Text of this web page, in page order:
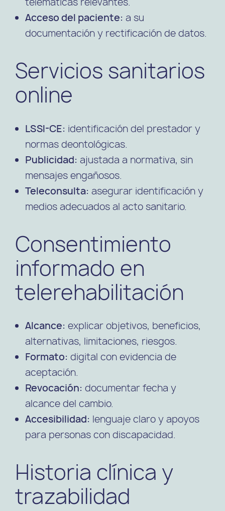
Acceso del paciente: a su
documentación y rectificación de datos.
Servicios sanitarios
online
LSSI-CE: identificación del prestador y
normas deontológicas.
Publicidad: ajustada a normativa, sin
mensajes engañosos.
Teleconsulta: asegurar identificación y
medios adecuados al acto sanitario.
Consentimiento
informado en
telerehabilitación
Alcance: explicar objetivos, beneficios,
alternativas, limitaciones, riesgos.
Formato: digital con evidencia de
aceptación.
Revocación: documentar fecha y
alcance del cambio.
Accesibilidad: lenguaje claro y apoyos
para personas con discapacidad.
Historia clínica y
trazabilidad